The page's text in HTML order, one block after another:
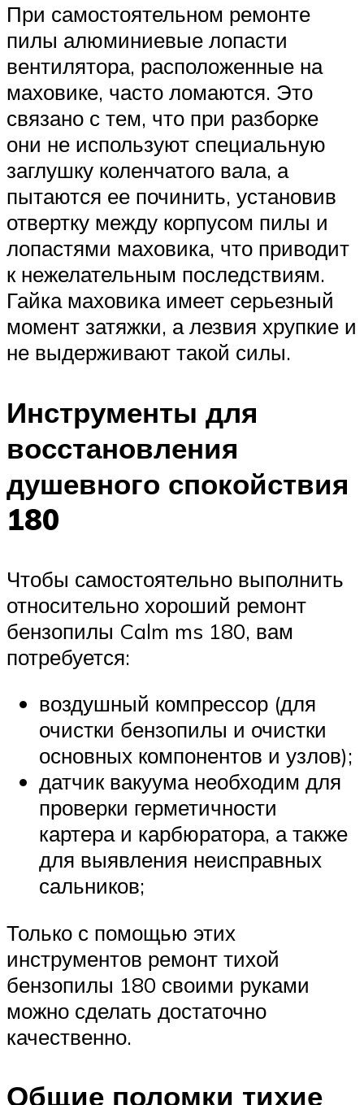
При самостоятельном ремонте
пилы алюминиевые лопасти
вентилятора, расположенные на
маховике, часто ломаются. Это
связано с тем, что при разборке
они не используют специальную
заглушку коленчатого вала, а
пытаются ее починить, установив
отвертку между корпусом пилы и
лопастями маховика, что приводит
к нежелательным последствиям.
Гайка маховика имеет серьезный
момент затяжки, а лезвия хрупкие и
не выдерживают такой силы.
Инструменты для
восстановления
душевного спокойствия
180
Чтобы самостоятельно выполнить
относительно хороший ремонт
бензопилы Calm ms 180, вам
потребуется:
воздушный компрессор (для
очистки бензопилы и очистки
основных компонентов и узлов);
датчик вакуума необходим для
проверки герметичности
картера и карбюратора, а также
для выявления неисправных
сальников;
Только с помощью этих
инструментов ремонт тихой
бензопилы 180 своими руками
можно сделать достаточно
качественно.
Общие поломки тихие